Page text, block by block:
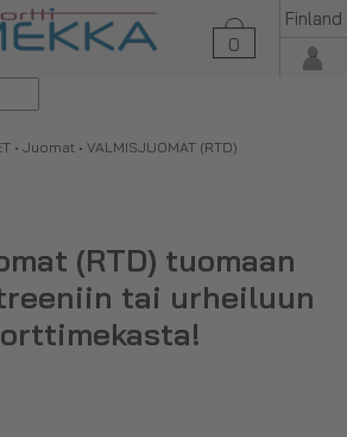
0
Finland
▼
• Juomat • VALMISJUOMAT (RTD)
(RTD) tuomaan
tai urheiluun